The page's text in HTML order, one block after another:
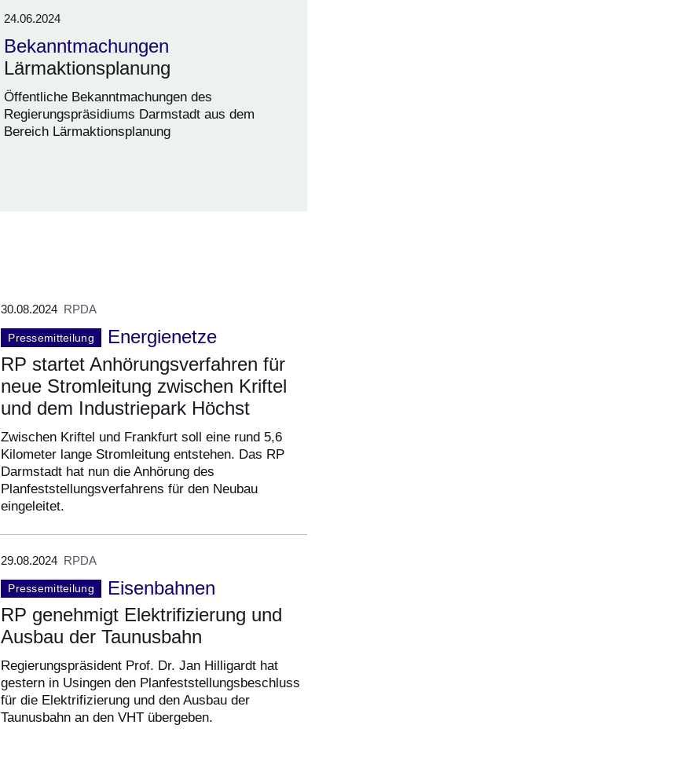
24.06.2024
Bekanntmachungen
Lärmaktionsplanung
Öffentliche Bekanntmachungen des
Regierungspräsidiums Darmstadt aus dem
Bereich Lärmaktionsplanung
30.08.2024 RPDA
Pressemitteilung
Energienetze
RP startet Anhörungsverfahren für
neue Stromleitung zwischen Kriftel
und dem Industriepark Höchst
Zwischen Kriftel und Frankfurt soll eine rund 5,6
Kilometer lange Stromleitung entstehen. Das RP
Darmstadt hat nun die Anhörung des
Planfeststellungsverfahrens für den Neubau
eingeleitet.
29.08.2024 RPDA
Pressemitteilung
Eisenbahnen
RP genehmigt Elektrifizierung und
Ausbau der Taunusbahn
Regierungspräsident Prof. Dr. Jan Hilligardt hat
gestern in Usingen den Planfeststellungsbeschluss
für die Elektrifizierung und den Ausbau der
Taunusbahn an den VHT übergeben.